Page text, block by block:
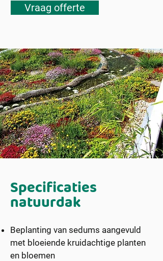
Vraag offerte
Specificaties
natuurdak
Beplanting van sedums aangevuld
met bloeiende kruidachtige planten
en bloemen